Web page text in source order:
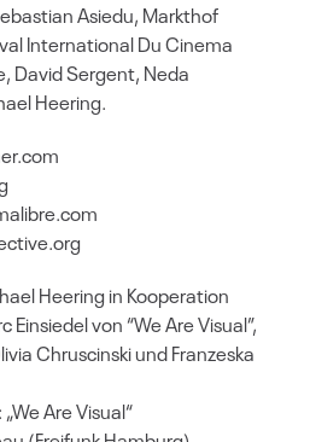
Asiedu, Markthof
International Du Cinema
David Sergent, Neda
Heering.
Heering in Kooperation
Einsiedel von “We Are Visual”,
Chruscinski und Franzeska
Are Visual“